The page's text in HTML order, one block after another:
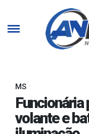
MS
Funcionária
volante e